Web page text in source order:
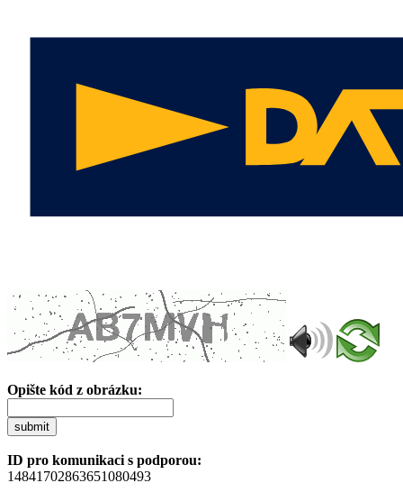
Opište kód z obrázku:
submit
ID pro komunikaci s podporou:
14841702863651080493